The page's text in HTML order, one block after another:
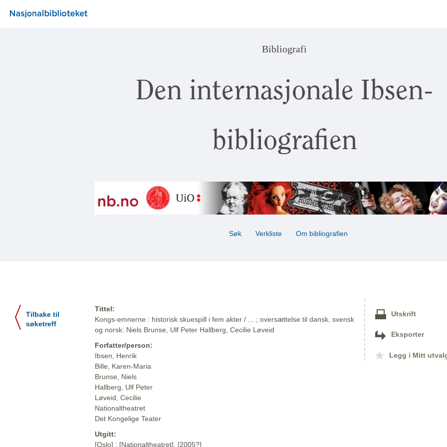
Bibliografi
Den internasjonale Ibsen-
bibliografien
Søk Verkliste Om bibliografien
Tilbake til
søketreff
Tittel:
Kongs-emnerne : historisk skuespill i fem akter / ... ; oversættelse til dansk, svensk
og norsk: Niels Brunse, Ulf Peter Hallberg, Cecilie Løveid
Forfatter/person:
Ibsen, Henrik
Bille, Karen-Maria
Brunse, Niels
Hallberg, Ulf Peter
Løveid, Cecilie
Nationaltheatret
Det Kongelige Teater
Utgitt:
[Oslo] : [Nationaltheatret], [2005?]
Utskrift
Eksporter
Legg i Mitt